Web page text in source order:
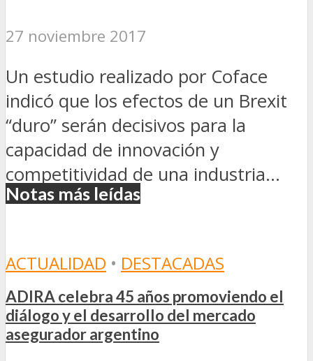
27 noviembre 2017
Un estudio realizado por Coface
indicó que los efectos de un Brexit
“duro” serán decisivos para la
capacidad de innovación y
competitividad de una industria...
Notas más leídas
ACTUALIDAD • DESTACADAS
ADIRA celebra 45 años promoviendo el
diálogo y el desarrollo del mercado
asegurador argentino